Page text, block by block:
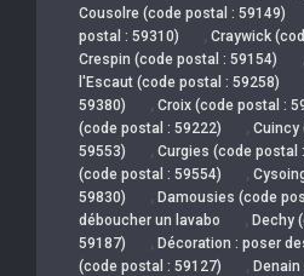
Cousolre (code postal : 59149)
postal : 59310)
, Craywick
Crespin (code postal : 59154) ,
l'Escaut (code postal : 59258)
59380)
, Croix (code postal :
(code postal : 59222)
, Cuincy
59553)
, Curgies (code postal
(code postal : 59554)
,
59830)
, Damousies (code
déboucher un lavabo , Dechy
59187)
, Décoration : poser
(code postal : 59127)
,